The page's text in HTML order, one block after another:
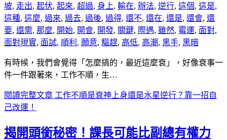
坡, 走出, 起伏, 起來, 超過, 身上, 輸在, 辦法, 逆行, 這個, 這是,
這種, 這麼, 過來, 過去, 過後, 過得, 還不, 還在, 還是, 還會, 還
要, 還需, 那麼, 開始, 開會, 開發, 關鍵, 際遇, 雖然, 霉運, 面對,
面對現實, 面試, 順利 , 願意, 驅趕, 高低, 高潮, 黑手, 黑暗
有時候，我們會覺得「怎麼搞的，最近這麼衰」，好像衰事一
件一件跟著來，工作不順，生…
閱讀完整文章 工作不順是衰神上身還是水星逆行？靠一招自
己改運！
揭開頭銜秘密！課長可能比副總有權力